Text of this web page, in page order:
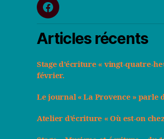
fb
Articles récents
Stage d’écriture « vingt-quatre-
février.
Le journal « La Provence » parle
Atelier d’écriture « Où est-on